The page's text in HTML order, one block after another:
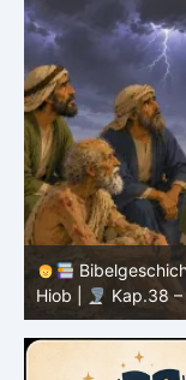
Hiob |
Kap.37 –
Donner